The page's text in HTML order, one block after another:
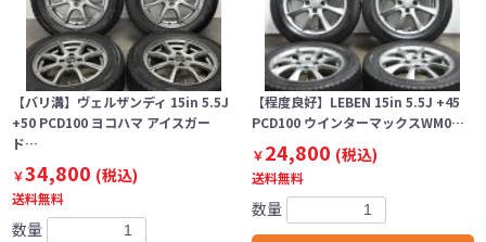
【バリ溝】ヴェルザンディ 15in 5.5J
+50 PCD100 ヨコハマ アイスガー
ド…
￥34,800 (税込)
送料無料
数量
【程度良好】LEBEN 15in 5.5J +45
PCD100 ウインターマックスWM0…
￥24,800 (税込)
送料無料
数量